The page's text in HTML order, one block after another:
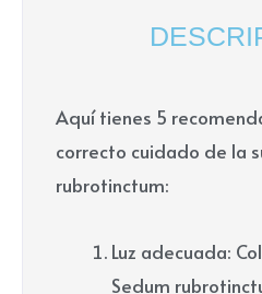
Aquí tienes 5
correcto cuidado de la
rubrotinctum:
Luz adecuada:
Sedum